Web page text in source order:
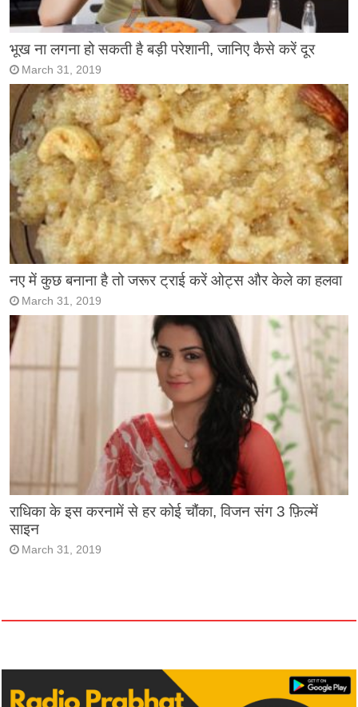
भूख ना लगना हो सकती है बड़ी परेशानी, जानिए कैसे करें दूर
March 31, 2019
नए में कुछ बनाना है तो जरूर ट्राई करें ओट्स और केले का हलवा
March 31, 2019
राधिका के इस करनामें से हर कोई चौंका, विजन संग 3 फ़िल्में
साइन
March 31, 2019